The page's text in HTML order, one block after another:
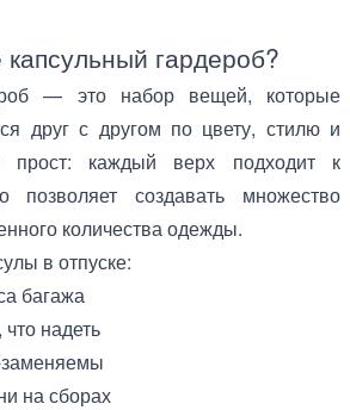
капсульный гардероб?
— это набор вещей, которые
друг с другом по цвету, стилю и
прост: каждый верх подходит к
позволяет создавать множество
количества одежды.
в отпуске:
багажа
надеть
на сборах